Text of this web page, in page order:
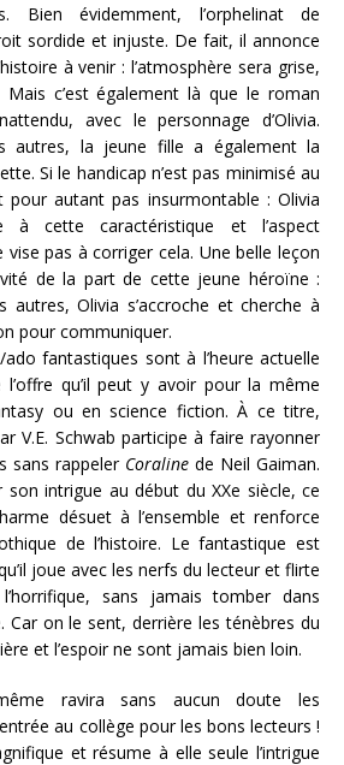
Bien évidemment, l’orphelinat de
sordide et injuste. De fait, il annonce
à venir : l’atmosphère sera grise,
c’est également là que le roman
avec le personnage d’Olivia.
autres, la jeune fille a également la
Si le handicap n’est pas minimisé au
pour autant pas insurmontable : Olivia
à cette caractéristique et l’aspect
pas à corriger cela. Une belle leçon
de la part de cette jeune héroïne :
autres, Olivia s’accroche et cherche à
pour communiquer.
fantastiques sont à l’heure actuelle
qu’il peut y avoir pour la même
ou en science fiction. À ce titre,
V.E. Schwab participe à faire rayonner
sans rappeler Coraline de Neil Gaiman.
son intrigue au début du XXe siècle, ce
désuet à l’ensemble et renforce
de l’histoire. Le fantastique est
joue avec les nerfs du lecteur et flirte
sans jamais tomber dans
Car on le sent, derrière les ténèbres du
et l’espoir ne sont jamais bien loin.
ravira sans aucun doute les
au collège pour les bons lecteurs !
et résume à elle seule l’intrigue